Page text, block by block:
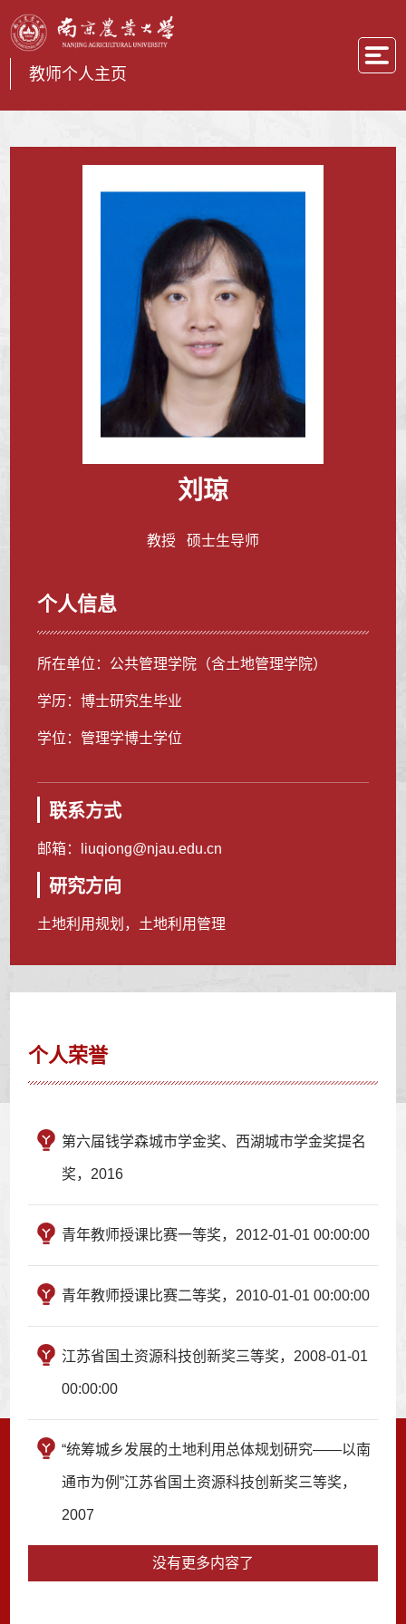
教师个人主页
刘琼
教授 硕士生导师
个人信息
所在单位：公共管理学院（含土地管理学院）
学历：博士研究生毕业
学位：管理学博士学位
联系方式
邮箱： liuqiong@njau.edu.cn
研究方向
土地利用规划，土地利用管理
个人荣誉
第六届钱学森城市学金奖、西湖城市学金奖提名
奖，2016
青年教师授课比赛一等奖，2012-01-01 00:00:00
青年教师授课比赛二等奖，2010-01-01 00:00:00
江苏省国土资源科技创新奖三等奖，2008-01-01
00:00:00
“统筹城乡发展的土地利用总体规划研究——以南
通市为例”江苏省国土资源科技创新奖三等奖，
2007
没有更多内容了